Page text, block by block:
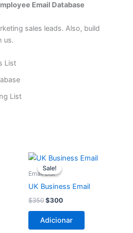
Email Database
sales leads. Also, build
us.
List
List
Sale!
Sale!
Email List
UK Business Email
$350
O
preço
original
$350.
$300
O
$300.
Adicionar